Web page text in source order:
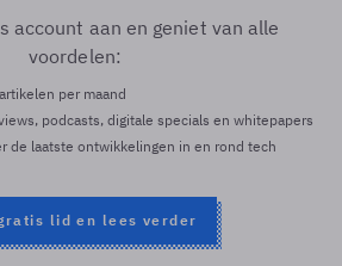
account aan en geniet van alle
voordelen:
per maand
podcasts, digitale specials en whitepapers
de laatste ontwikkelingen in en rond tech
lid en lees verder